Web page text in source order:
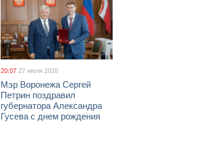
20:07 27 июля 2026
Мэр Воронежа Сергей
Петрин поздравил
губернатора Александра
Гусева с днем рождения